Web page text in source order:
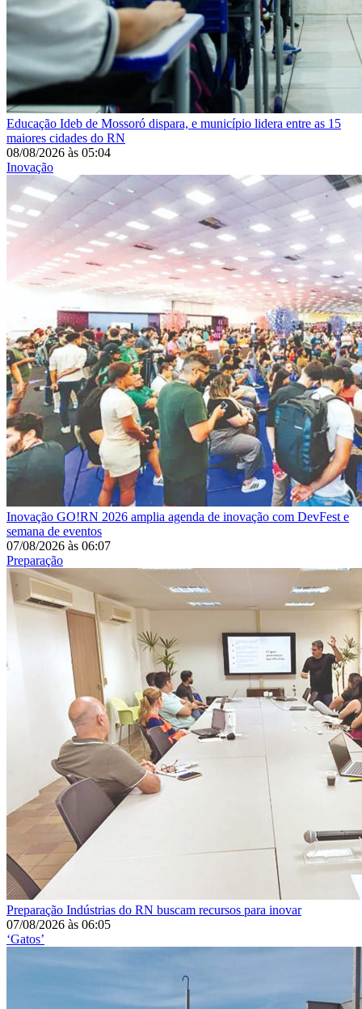
Educação Ideb de Mossoró dispara, e município lidera entre as 15
maiores cidades do RN
08/08/2026 às 05:04
Inovação
Inovação GO!RN 2026 amplia agenda de inovação com DevFest e
semana de eventos
07/08/2026 às 06:07
Preparação
Preparação Indústrias do RN buscam recursos para inovar
07/08/2026 às 06:05
‘Gatos’